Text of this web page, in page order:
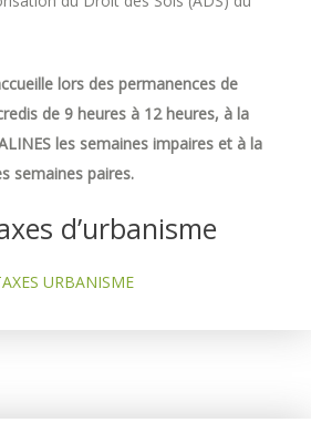
lors des permanences de
de 9 heures à 12 heures, à la
les semaines impaires et à la
semaines paires.
d’urbanisme
URBANISME